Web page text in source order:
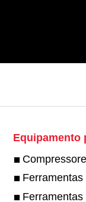
Equipamento